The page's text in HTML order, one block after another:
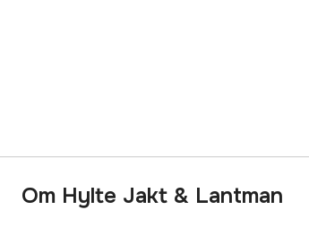
Om Hylte Jakt & Lantman